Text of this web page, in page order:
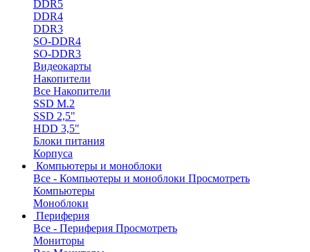
DDR5
DDR4
DDR3
SO-DDR4
SO-DDR3
Видеокарты
Накопители
Все Накопители
SSD M.2
SSD 2,5"
HDD 3,5"
Блоки питания
Корпуса
Компьютеры и моноблоки
Все - Компьютеры и моноблоки Просмотреть
Компьютеры
Моноблоки
Периферия
Все - Периферия Просмотреть
Мониторы